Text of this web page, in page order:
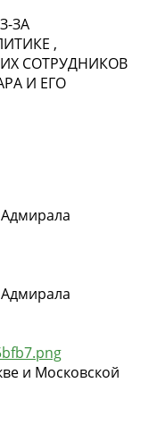
ЗА
,
СОТРУДНИКОВ
И ЕГО
и Московской